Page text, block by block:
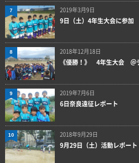
2019年3月9日
9日（土）4年生大会に参加
7
2018年12月18日
《優勝！》 4年生大会 ＠
8
2019年7月6日
6日奈良遠征レポート
9
2018年9月29日
9月29日（土）活動レポート
10